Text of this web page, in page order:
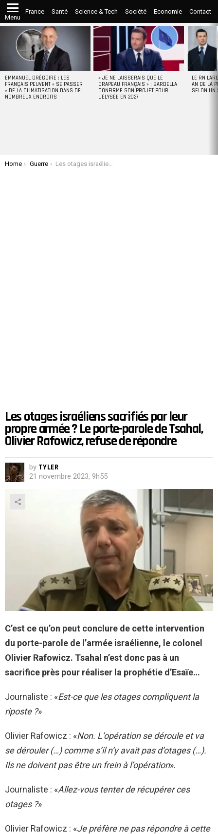
Menu
France Santé Science & Tech Société Economie Contact
STORIES
EMMANUEL GRÉGOIRE : LES
FRANÇAIS PEUVENT « SE PASSER
» DE LA CLIMATISATION DANS DE
NOMBREUX ENDROITS
« JE NE LAISSERAIS QUE LE
DRAPEAU FRANÇAIS » : BARDELLA
CONFIRME SON PROJET POUR
L’ÉLYSÉE EN 2027
LE RN
AN DE LA
SELON UN
You are here:
Home Guerre Les otages israéliens sacrifiés par leur propre armée ? Le porte-parole de Tsahal, Olivier Rafowicz, refuse de répondre
Les otages israéliens sacrifiés par leur
propre armée ? Le porte-parole de Tsahal,
Olivier Rafowicz, refuse de répondre
by TYLER
21 novembre 2023, 9h55
C’est ce qu’on peut conclure de cette intervention
du porte-parole de l’armée israélienne, le colonel
Olivier Rafowicz. Tsahal n’est donc pas à un
sacrifice près pour réaliser la prophétie d’Esaïe…
Journaliste : «Est-ce que les otages compliquent la
riposte ?»
Olivier Rafowicz : «Non. L’opération se déroule et va
se dérouler (…) comme s’il n’y avait pas d’otages (…).
Ils ne doivent pas être un frein à l’opération».
Journaliste : «Allez-vous tenter de récupérer ces
otages ?»
Olivier Rafowicz : «Je préfère ne pas répondre à cette